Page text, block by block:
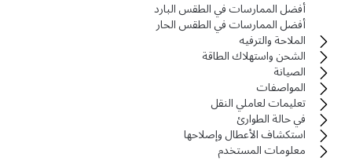
أفضل الممارسات في الطقس البارد
أفضل الممارسات في الطقس الحار
الملاحة والترفيه
الشحن واستهلاك الطاقة
الصيانة
المواصفات
تعليمات لعاملي النقل
في حالة الطوارئ
استكشاف الأعطال وإصلاحها
معلومات المستخدم